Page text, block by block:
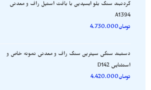
گردنبند سنگ بلو ابسیدین با بافت استیل راف و معدنی
A1394
تومان4.730.000
دستبند سنگی سیترین سنگ راف و معدنی نمونه خاص و
استثنایی D142
تومان4.420.000